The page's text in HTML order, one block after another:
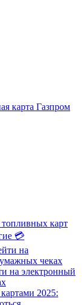
карта Газпром
карт
💳
на электронный